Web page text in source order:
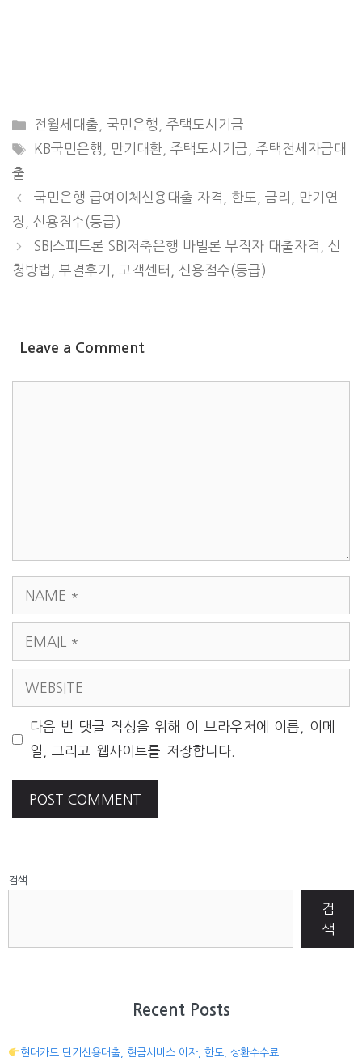
CATEGORIES
전월세대출 ,국민은행 ,주택도시기금
TAGS
KB국민은행 만기대환 ,주택도시기금 ,주택전세자금대
출
국민은행 급여이체신용대출 자격, 한도, 금리, 만기연
장, 신용점수(등급)
SBI스피드론 SBI저축은행 바빌론 무직자 대출자격, 신
청방법, 부결후기, 고객센터, 신용점수(등급)
Leave a Comment
NAME
EMAIL
WEBSITE
다음 번 댓글 작성을 위해 이 브라우저에 이름, 이메
일, 그리고 웹사이트를 저장합니다.
검색
검
색
Recent Posts
현대카드 단기신용대출, 현금서비스 이자, 한도, 상환수수료